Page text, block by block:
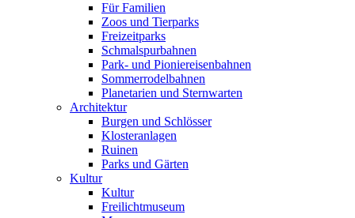
Für Familien
Zoos und Tierparks
Freizeitparks
Schmalspurbahnen
Park- und Pioniereisenbahnen
Sommerrodelbahnen
Planetarien und Sternwarten
Architektur
Burgen und Schlösser
Klosteranlagen
Ruinen
Parks und Gärten
Kultur
Kultur
Freilichtmuseum